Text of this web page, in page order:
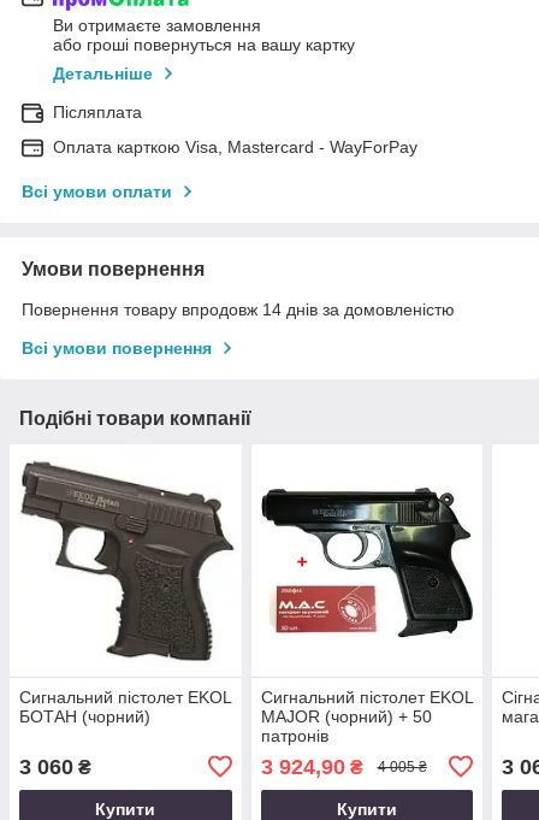
Ви отримаєте замовлення
або гроші повернуться на вашу картку
Детальніше
Післяплата
Оплата карткою Visa, Mastercard - WayForPay
Всі умови оплати
Умови повернення
Повернення товару впродовж 14 днів за домовленістю
Всі умови повернення
Подібні товари компанії
Сигнальний пістолет EKOL
БОТАН (чорний)
3 060 ₴
Купити
Сигнальний пістолет EKOL
MAJOR (чорний) + 50
патронів
3 924,90₴ 4 005 ₴
Купити
3